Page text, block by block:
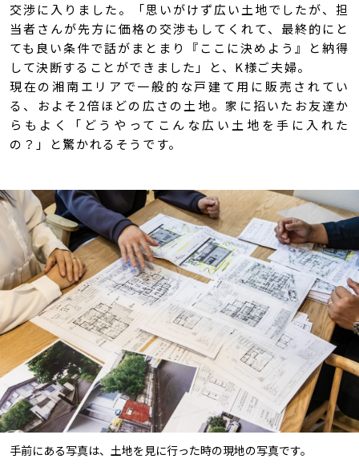
交渉に入りました。「思いがけず広い土地でしたが、担
当者さんが先方に価格の交渉もしてくれて、最終的にと
ても良い条件で話がまとまり『ここに決めよう』と納得
して決断することができました」と、K様ご夫婦。
現在の湘南エリアで一般的な戸建て用に販売されてい
る、およそ2倍ほどの広さの土地。家に招いたお友達か
らもよく「どうやってこんな広い土地を手に入れた
の？」と驚かれるそうです。
手前にある写真は、土地を見に行った時の現地の写真です。